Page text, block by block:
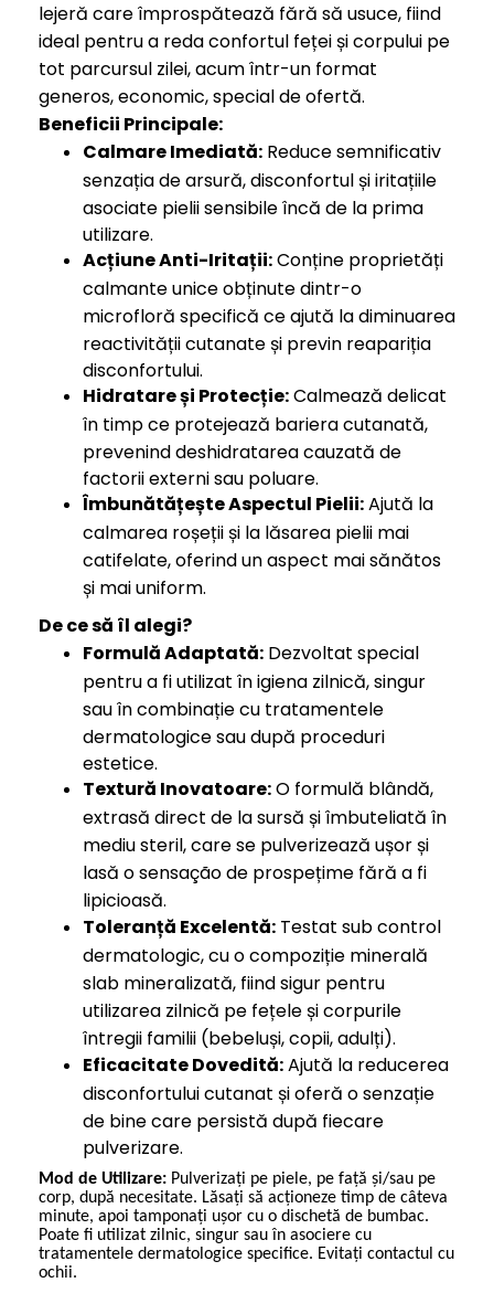
lejeră care împrospătează fără să usuce, fiind
ideal pentru a reda confortul feței și corpului pe
tot parcursul zilei, acum într-un format
generos, economic, special de ofertă.
Beneficii Principale:
Calmare Imediată: Reduce semnificativ
senzația de arsură, disconfortul și iritațiile
asociate pielii sensibile încă de la prima
utilizare.
Acțiune Anti-Iritații:Conține proprietăți
calmante unice obținute dintr-o
microfloră specifică ce ajută la diminuarea
reactivității cutanate și previn reapariția
disconfortului.
Hidratare și Protecție:Calmează delicat
în timp ce protejează bariera cutanată,
prevenind deshidratarea cauzată de
factorii externi sau poluare.
Îmbunătățește Aspectul Pielii:Ajută la
calmarea roșeții și la lăsarea pielii mai
catifelate, oferind un aspect mai sănătos
și mai uniform.
De ce să îl alegi?
Formulă Adaptată: Dezvoltat special
pentru a fi utilizat în igiena zilnică, singur
sau în combinație cu tratamentele
dermatologice sau după proceduri
estetice.
Textură Inovatoare:O formulă blândă,
extrasă direct de la sursă și îmbuteliată în
mediu steril, care se pulverizează ușor și
lasă o sensação de prospețime fără a fi
lipicioasă.
Toleranță Excelentă: Testat sub control
dermatologic, cu o compoziție minerală
slab mineralizată, fiind sigur pentru
utilizarea zilnică pe fețele și corpurile
întregii familii (bebeluși, copii, adulți).
Eficacitate Dovedită:Ajută la reducerea
disconfortului cutanat și oferă o senzație
de bine care persistă după fiecare
pulverizare.
Mod de Utilizare: Pulverizați pe piele, pe față și/sau pe
corp, după necesitate. Lăsați să acționeze timp de câteva
minute, apoi tamponați ușor cu o dischetă de bumbac.
Poate fi utilizat zilnic, singur sau în asociere cu
tratamentele dermatologice specifice. Evitați contactul cu
ochii.